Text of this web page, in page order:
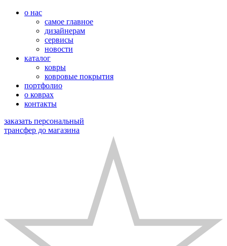
о нас
самое главное
дизайнерам
сервисы
новости
каталог
ковры
ковровые покрытия
портфолио
о коврах
контакты
заказать персональный
трансфер до магазина